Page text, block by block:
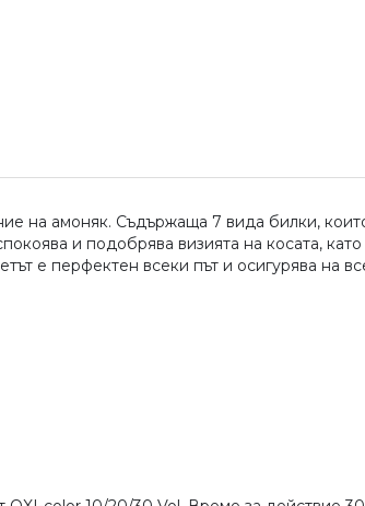
на амоняк. Съдържаща 7 вида билки,
и подобрява визията на косата,
е перфектен всеки път и осигурява на